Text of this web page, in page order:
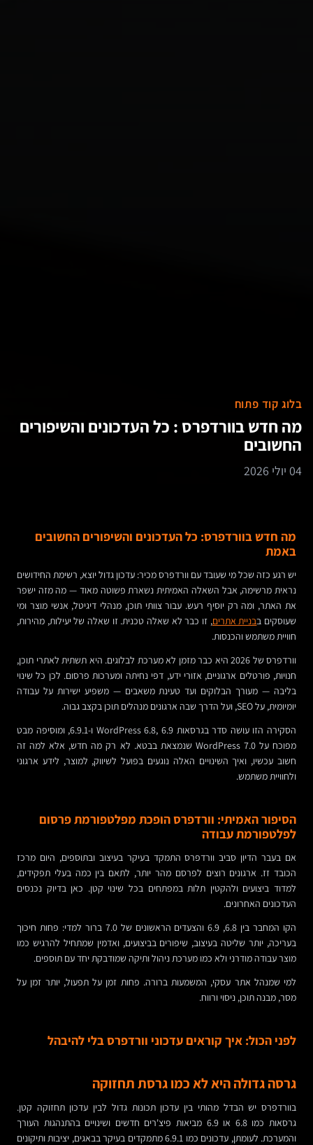
בלוג קוד פתוח
מה חדש בוורדפרס : כל העדכונים והשיפורים
החשובים
04 יולי 2026
מה חדש בוורדפרס: כל העדכונים והשיפורים החשובים
באמת
יש רגע כזה שכל מי שעובד עם וורדפרס מכיר: עדכון גדול יוצא, רשימת החידושים
נראית מרשימה, אבל השאלה האמיתית נשארת פשוטה מאוד — מה מזה ישפר
את האתר, ומה רק יוסיף רעש. עבור צוותי תוכן, מנהלי דיגיטל, אנשי מוצר ומי
שעוסקים בבניית אתרים, זו כבר לא שאלה טכנית. זו שאלה של יעילות, מהירות,
חוויית משתמש והכנסות.
וורדפרס של 2026 היא כבר מזמן לא מערכת לבלוגים. היא תשתית לאתרי תוכן,
חנויות, פורטלים ארגוניים, אזורי ידע, דפי נחיתה ומערכות פרסום. לכן כל שינוי
בליבה — מעורך הבלוקים ועד טעינת משאבים — משפיע ישירות על עבודה
יומיומית, על SEO, ועל הדרך שבה ארגונים מנהלים תוכן בקצב גבוה.
הסקירה הזו עושה סדר בגרסאות WordPress 6.8, 6.9 ו-6.9.1, ומוסיפה מבט
מפוכח על WordPress 7.0 שנמצאת בבטא. לא רק מה חדש, אלא למה זה
חשוב עכשיו, ואיך השינויים האלה נוגעים בפועל לשיווק, למוצר, לידע ארגוני
ולחוויית משתמש.
הסיפור האמיתי: וורדפרס הופכת מפלטפורמת פרסום
לפלטפורמת עבודה
אם בעבר הדיון סביב וורדפרס התמקד בעיקר בעיצוב ובתוספים, היום מרכז
הכובד זז. ארגונים רוצים לפרסם מהר יותר, לתאם בין כמה בעלי תפקידים,
למדוד ביצועים ולהקטין תלות במפתחים בכל שינוי קטן. כאן בדיוק נכנסים
העדכונים האחרונים.
הקו המחבר בין 6.8, 6.9 והצעדים הראשונים של 7.0 ברור למדי: פחות חיכוך
בעריכה, יותר שליטה בעיצוב, שיפורים בביצועים, ואדמין שמתחיל להרגיש כמו
מוצר עבודה מודרני ולא כמו מערכת ניהול ותיקה שמודבקת יחד עם תוספים.
למי שמנהל אתר עסקי, המשמעות ברורה. פחות זמן על תפעול, יותר זמן על
מסר, מבנה תוכן, ניסוי ורווח.
לפני הכול: איך קוראים עדכוני וורדפרס בלי להיבהל
גרסה גדולה היא לא כמו גרסת תחזוקה
בוורדפרס יש הבדל מהותי בין עדכון תכונות גדול לבין עדכון תחזוקה קטן.
גרסאות כמו 6.8 או 6.9 מביאות פיצ'רים חדשים ושינויים בהתנהגות העורך
והמערכת. לעומתן, עדכונים כמו 6.9.1 מתמקדים בעיקר בבאגים, יציבות ותיקונים